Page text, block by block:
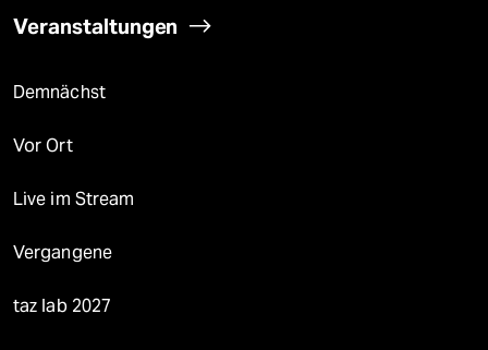
Veranstaltungen
Demnächst
Vor Ort
Live im Stream
Vergangene
taz lab 2027